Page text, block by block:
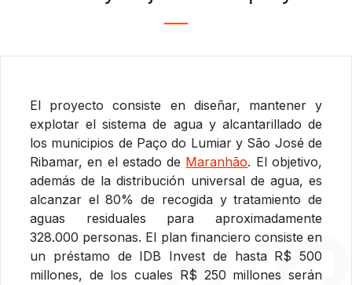
El proyecto consiste en diseñar, mantener y
explotar el sistema de agua y alcantarillado de
los municipios de Paço do Lumiar y São José de
Ribamar, en el estado de Maranhão. El objetivo,
además de la distribución universal de agua, es
alcanzar el 80% de recogida y tratamiento de
aguas residuales para aproximadamente
328.000 personas. El plan financiero consiste en
un préstamo de IDB Invest de hasta R$ 500
millones, de los cuales R$ 250 millones serán